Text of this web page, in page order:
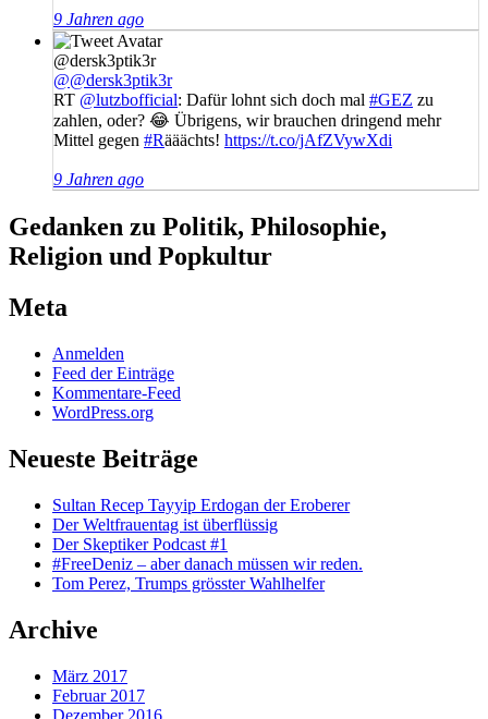
9 Jahren ago
@dersk3ptik3r
@@dersk3ptik3r
RT @lutzbofficial: Dafür lohnt sich doch mal #GEZ zu
zahlen, oder? 😂 Übrigens, wir brauchen dringend mehr
Mittel gegen #Rääächts! https://t.co/jAfZVywXdi
9 Jahren ago
Gedanken zu Politik, Philosophie,
Religion und Popkultur
Meta
Anmelden
Feed der Einträge
Kommentare-Feed
WordPress.org
Neueste Beiträge
Sultan Recep Tayyip Erdogan der Eroberer
Der Weltfrauentag ist überflüssig
Der Skeptiker Podcast #1
#FreeDeniz – aber danach müssen wir reden.
Tom Perez, Trumps grösster Wahlhelfer
Archive
März 2017
Februar 2017
Dezember 2016